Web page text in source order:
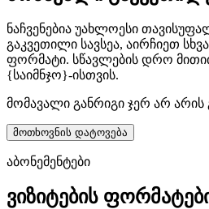
ნაჩვენებია უახლოესი
გაკვეთილი სავსეა, აირჩიეთ
ფორმატი. სწავლების დრო
{საიმნჯო}-ისთვის.
მომავალი განრიგი ჯერ არ არის
მოთხოვნის დატოვება
აბონემენტები
ვიზიტების